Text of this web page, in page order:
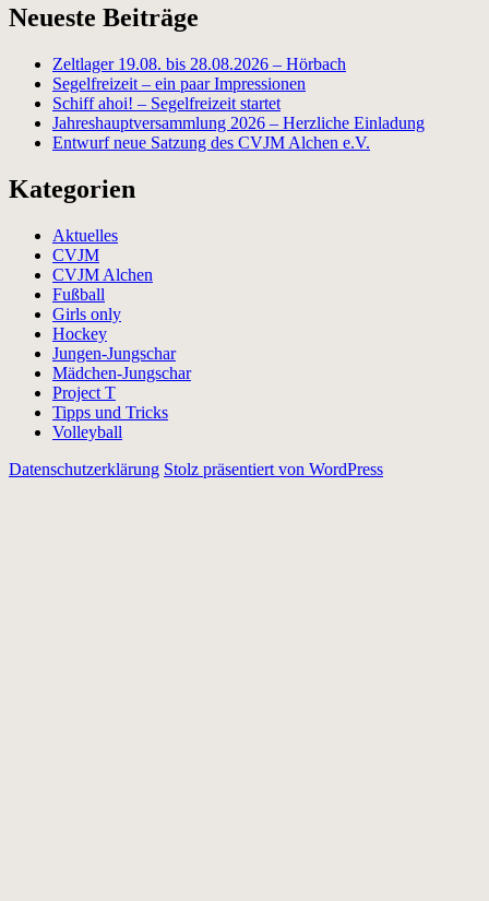
Neueste Beiträge
Zeltlager 19.08. bis 28.08.2026 – Hörbach
Segelfreizeit – ein paar Impressionen
Schiff ahoi! – Segelfreizeit startet
Jahreshauptversammlung 2026 – Herzliche Einladung
Entwurf neue Satzung des CVJM Alchen e.V.
Kategorien
Aktuelles
CVJM
CVJM Alchen
Fußball
Girls only
Hockey
Jungen-Jungschar
Mädchen-Jungschar
Project T
Tipps und Tricks
Volleyball
Datenschutzerklärung Stolz präsentiert von WordPress